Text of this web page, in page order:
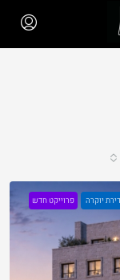
דירת יוקרה פרוייקט חדש